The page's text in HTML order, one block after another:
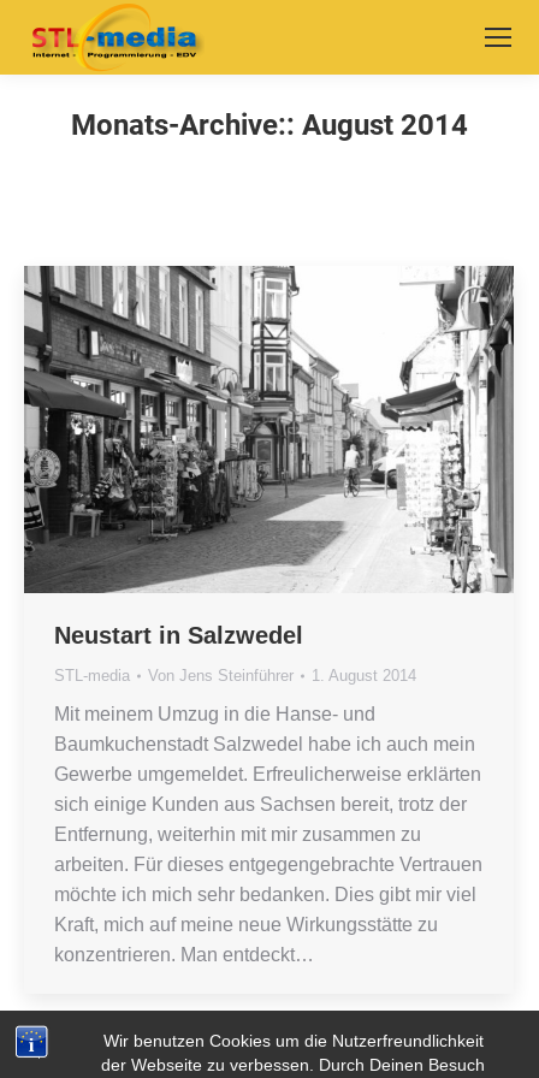
Wir benutzen Cookies um die Nutzerfreundlichkeit
der Webseite zu verbessen. Durch Deinen Besuch
Monats-Archive:: August 2014
Neustart in Salzwedel
STL-media Von Jens Steinführer 1. August 2014
Mit meinem Umzug in die Hanse- und
Baumkuchenstadt Salzwedel habe ich auch mein
Gewerbe umgemeldet. Erfreulicherweise erklärten
sich einige Kunden aus Sachsen bereit, trotz der
Entfernung, weiterhin mit mir zusammen zu
arbeiten. Für dieses entgegengebrachte Vertrauen
möchte ich mich sehr bedanken. Dies gibt mir viel
Kraft, mich auf meine neue Wirkungsstätte zu
konzentrieren. Man entdeckt…